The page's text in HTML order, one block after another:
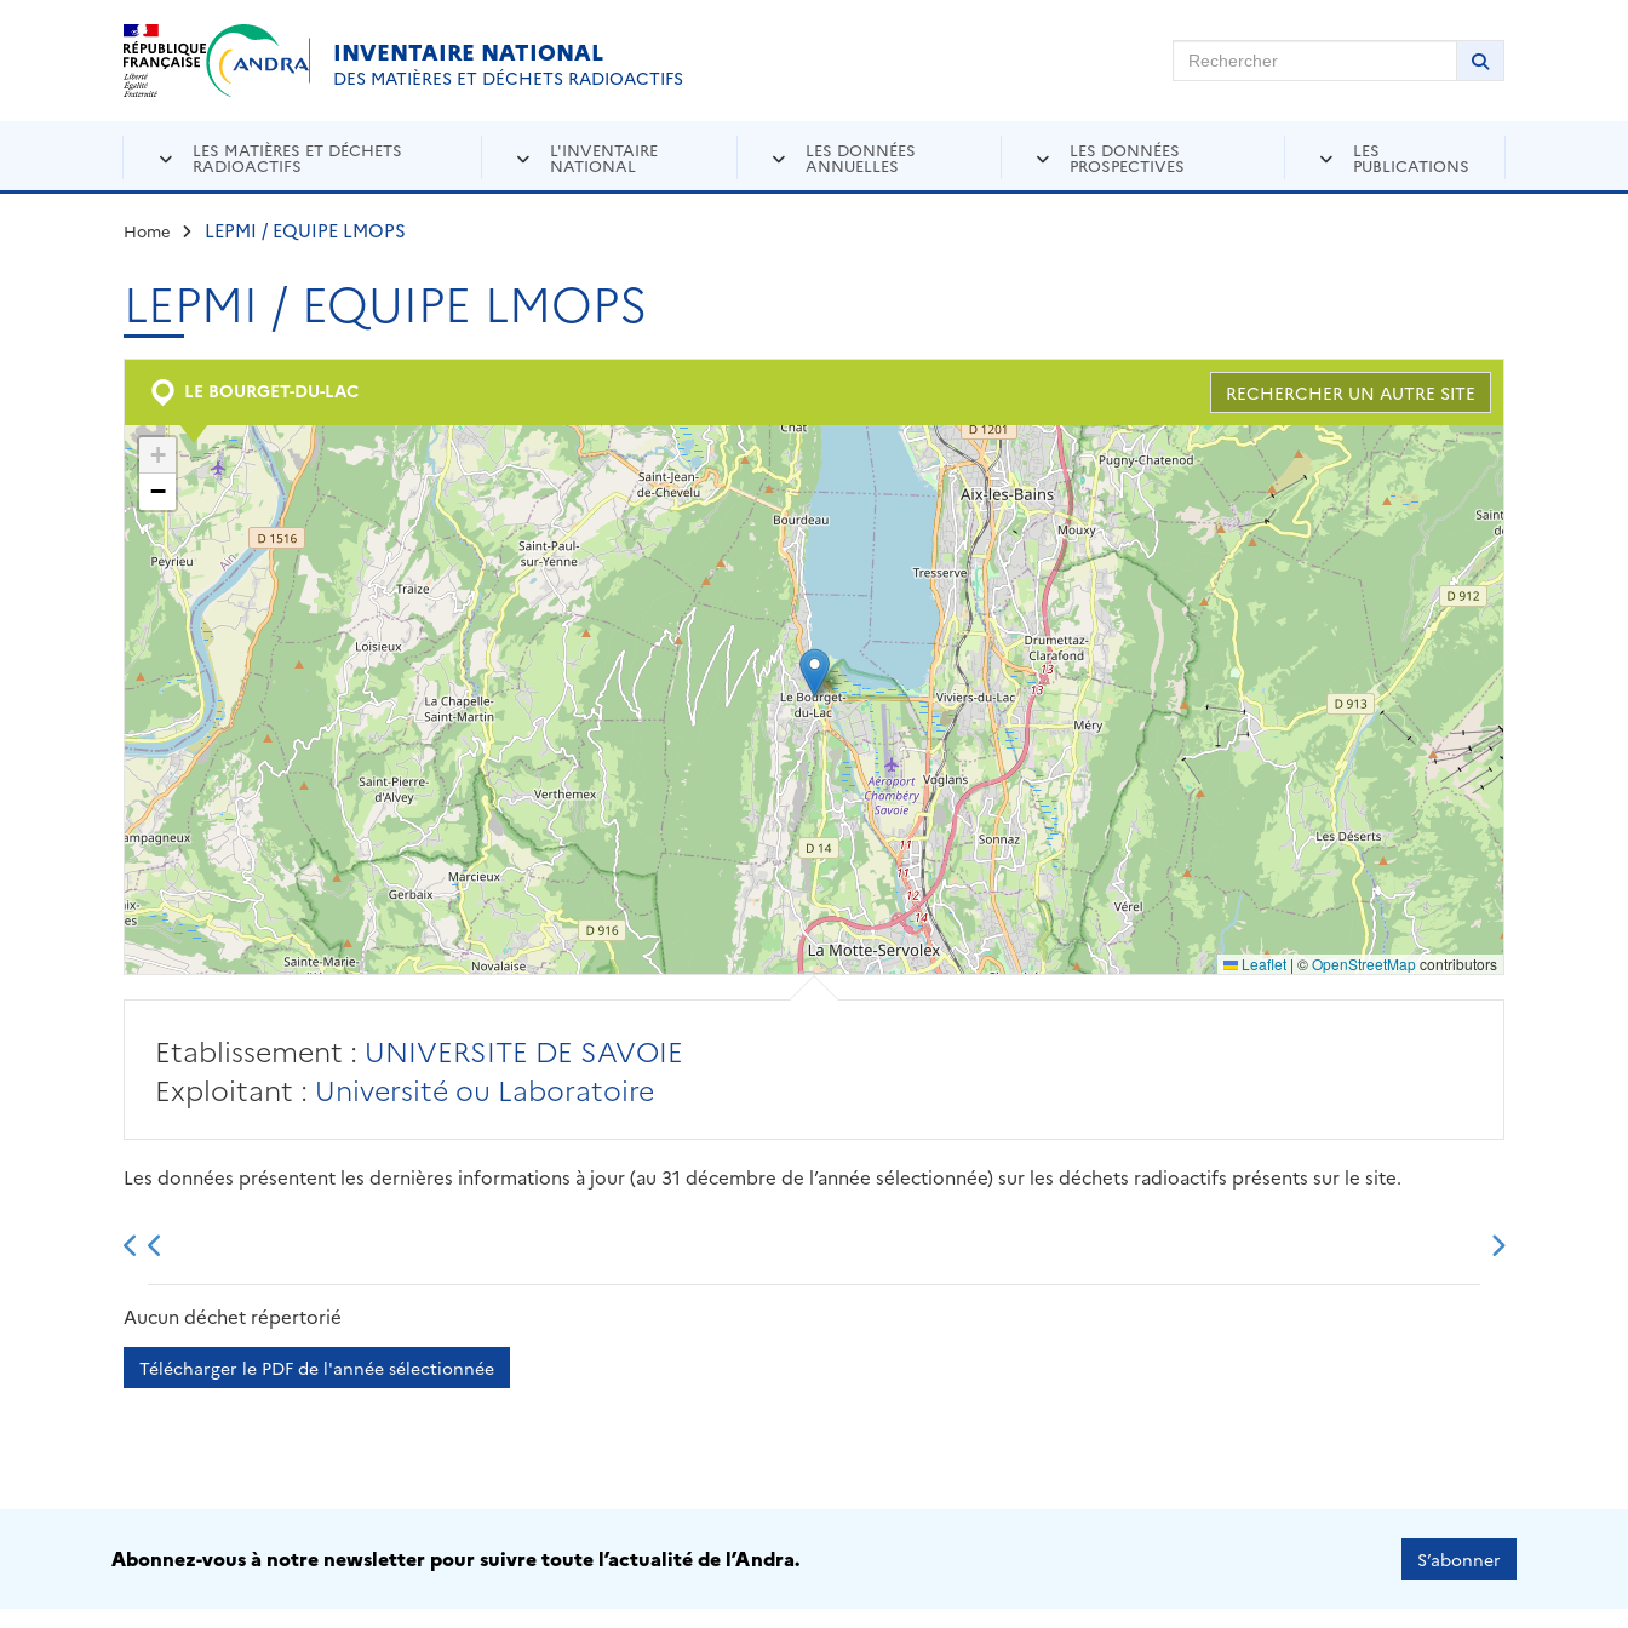
Aller au contenu principal
INVENTAIRE NATIONAL
DES MATIÈRES ET DÉCHETS RADIOACTIFS
Rechercher sur Andra Inventaire Rechercher
Lancer la
LES MATIÈRES ET DÉCHETS
RADIOACTIFS
L'INVENTAIRE
NATIONAL
LES DONNÉES
ANNUELLES
LES DONNÉES
PROSPECTIVES
LES
PUBLICATIONS
Home LEPMI / EQUIPE LMOPS
LEPMI / EQUIPE LMOPS
LE BOURGET-DU-LAC RECHERCHER UN AUTRE SITE
+
−
Leaflet | ©OpenStreetMapcontributors
Etablissement : UNIVERSITE DE SAVOIE
Exploitant : Université ou Laboratoire
Les données présentent les dernières informations à jour (au 31 décembre de l’année sélectionnée) sur les déchets radioactifs présents sur le site.
2013 2014
Aucun déchet répertorié
Télécharger le PDF de l'année sélectionnée
Abonnez-vous à notre newsletter pour suivre toute l’actualité de l’Andra. S’abonner